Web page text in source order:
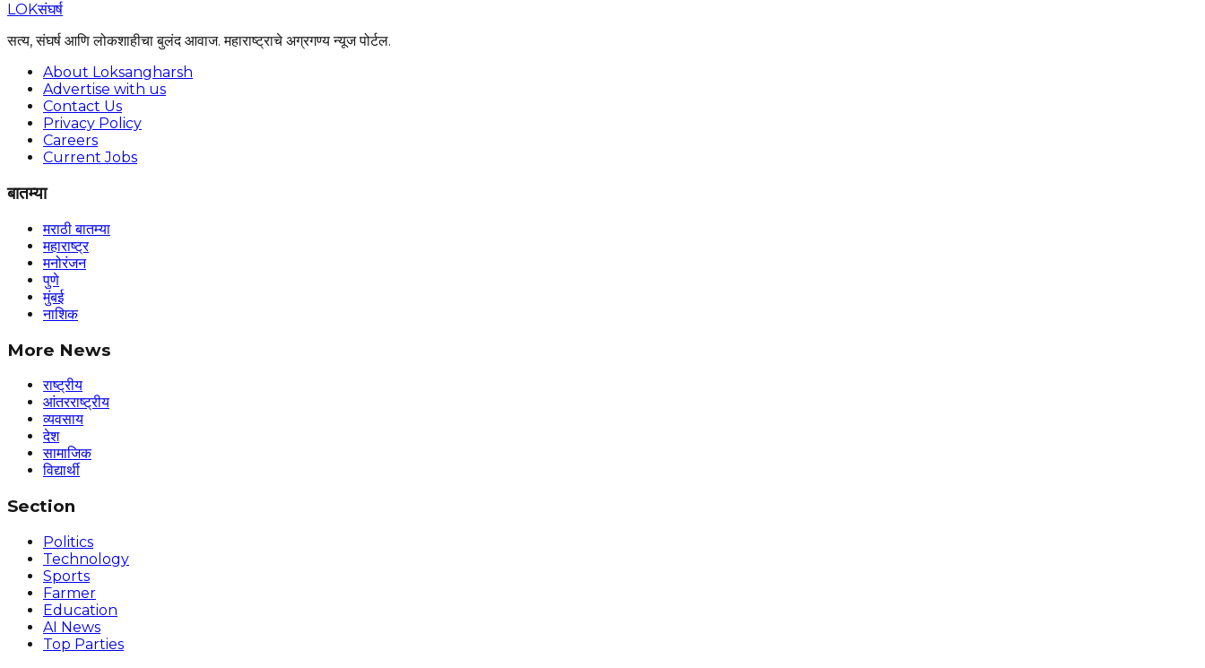
LOKसंघर्ष
सत्य, संघर्ष आणि लोकशाहीचा बुलंद आवाज. महाराष्ट्राचे अग्रगण्य न्यूज पोर्टल.
About Loksangharsh
Advertise with us
Contact Us
Privacy Policy
Careers
Current Jobs
बातम्या
मराठी बातम्या
महाराष्ट्र
मनोरंजन
पुणे
मुंबई
नाशिक
More News
राष्ट्रीय
आंतरराष्ट्रीय
व्यवसाय
देश
सामाजिक
विद्यार्थी
Section
Politics
Technology
Sports
Farmer
Education
AI News
Top Parties